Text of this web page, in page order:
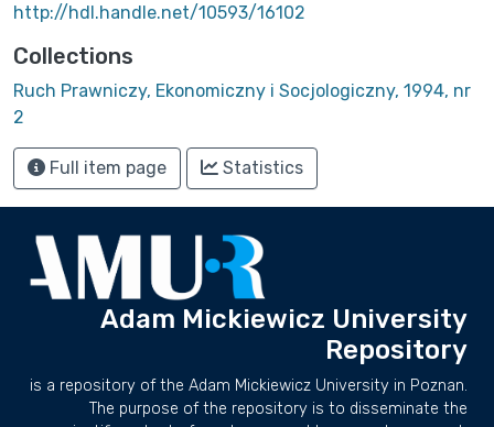
http://hdl.handle.net/10593/16102
Collections
Ruch Prawniczy, Ekonomiczny i Socjologiczny, 1994, nr
2
Full item page Statistics
Adam Mickiewicz University
Repository
is a repository of the Adam Mickiewicz University in Poznan.
The purpose of the repository is to disseminate the